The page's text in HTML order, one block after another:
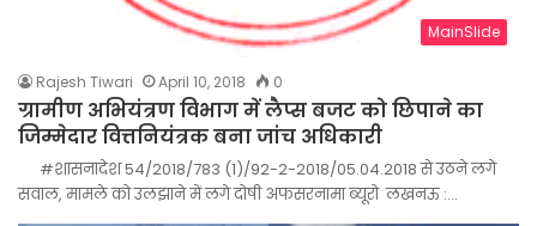
MainSlide
Rajesh Tiwari April 10, 2018 0
ग्रामीण अभियंत्रण विभाग में लैप्स बजट को छिपाने का
जिम्मेदार वित्तनियंत्रक बना जांच अधिकारी
#शासनादेश 54/2018/783 (1)/92-2-2018/05.04.2018 से उठने लगे
सवाल, मामले को उलझाने में लगे दोषी अफसरनामा ब्यूरो लखनऊ :…